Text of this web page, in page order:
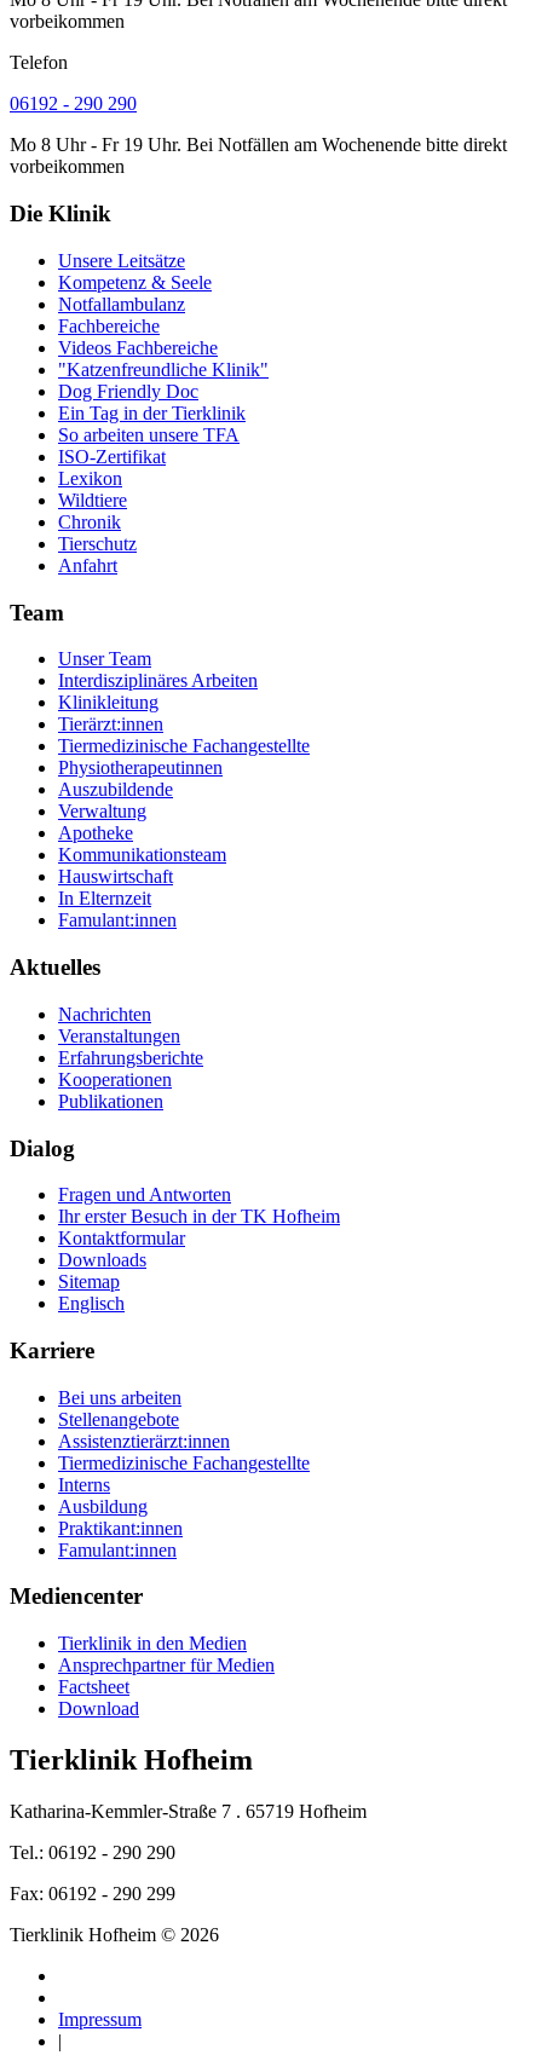
vorbeikommen
Telefon
06192 - 290 290
Mo 8 Uhr - Fr 19 Uhr. Bei Notfällen am Wochenende bitte direkt
vorbeikommen
Die Klinik
Unsere Leitsätze
Kompetenz & Seele
Notfallambulanz
Fachbereiche
Videos Fachbereiche
"Katzenfreundliche Klinik"
Dog Friendly Doc
Ein Tag in der Tierklinik
So arbeiten unsere TFA
ISO-Zertifikat
Lexikon
Wildtiere
Chronik
Tierschutz
Anfahrt
Team
Unser Team
Interdisziplinäres Arbeiten
Klinikleitung
Tierärzt:innen
Tiermedizinische Fachangestellte
Physiotherapeutinnen
Auszubildende
Verwaltung
Apotheke
Kommunikationsteam
Hauswirtschaft
In Elternzeit
Famulant:innen
Aktuelles
Nachrichten
Veranstaltungen
Erfahrungsberichte
Kooperationen
Publikationen
Dialog
Fragen und Antworten
Ihr erster Besuch in der TK Hofheim
Kontaktformular
Downloads
Sitemap
Englisch
Karriere
Bei uns arbeiten
Stellenangebote
Assistenztierärzt:innen
Tiermedizinische Fachangestellte
Interns
Ausbildung
Praktikant:innen
Famulant:innen
Mediencenter
Tierklinik in den Medien
Ansprechpartner für Medien
Factsheet
Download
Tierklinik Hofheim
Katharina-Kemmler-Straße 7 . 65719 Hofheim
Tel.: 06192 - 290 290
Fax: 06192 - 290 299
Tierklinik Hofheim © 2026
Impressum
|